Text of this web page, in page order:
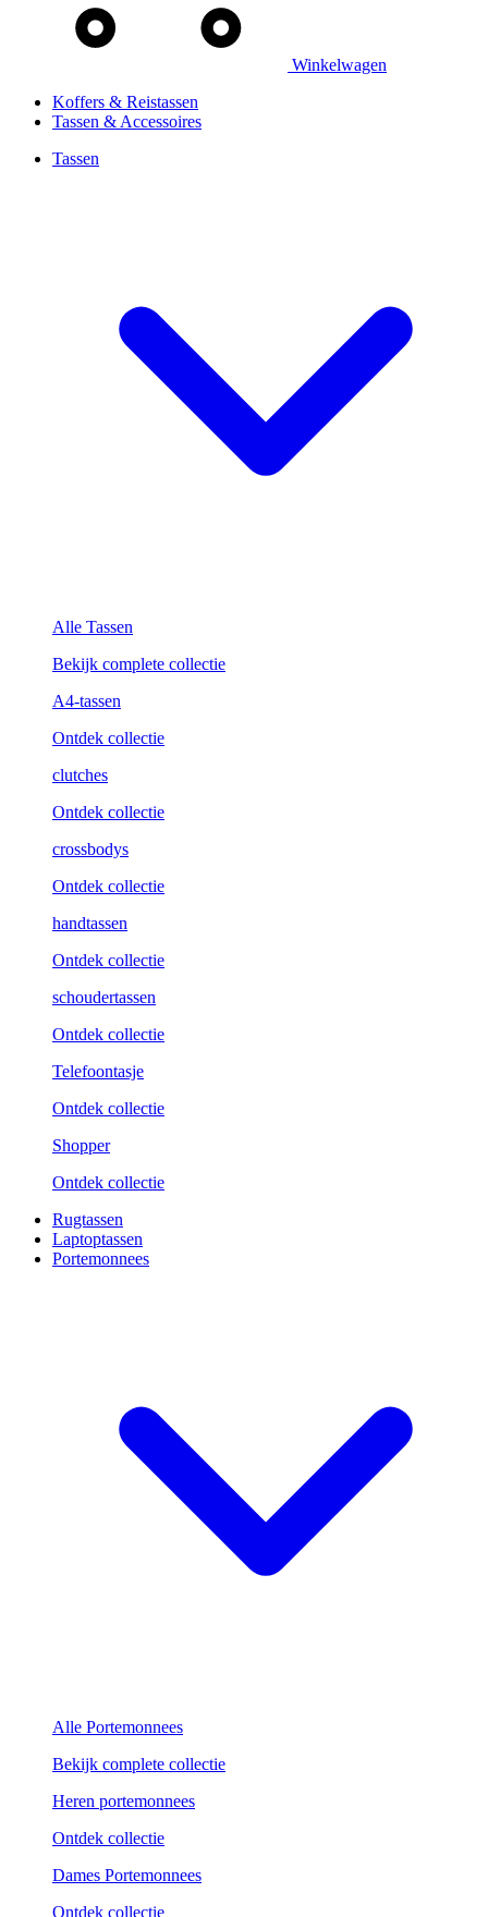
Winkelwagen
Koffers & Reistassen
Tassen & Accessoires
Tassen
Alle Tassen
Bekijk complete collectie
A4-tassen
Ontdek collectie
clutches
Ontdek collectie
crossbodys
Ontdek collectie
handtassen
Ontdek collectie
schoudertassen
Ontdek collectie
Telefoontasje
Ontdek collectie
Shopper
Ontdek collectie
Rugtassen
Laptoptassen
Portemonnees
Alle Portemonnees
Bekijk complete collectie
Heren portemonnees
Ontdek collectie
Dames Portemonnees
Ontdek collectie